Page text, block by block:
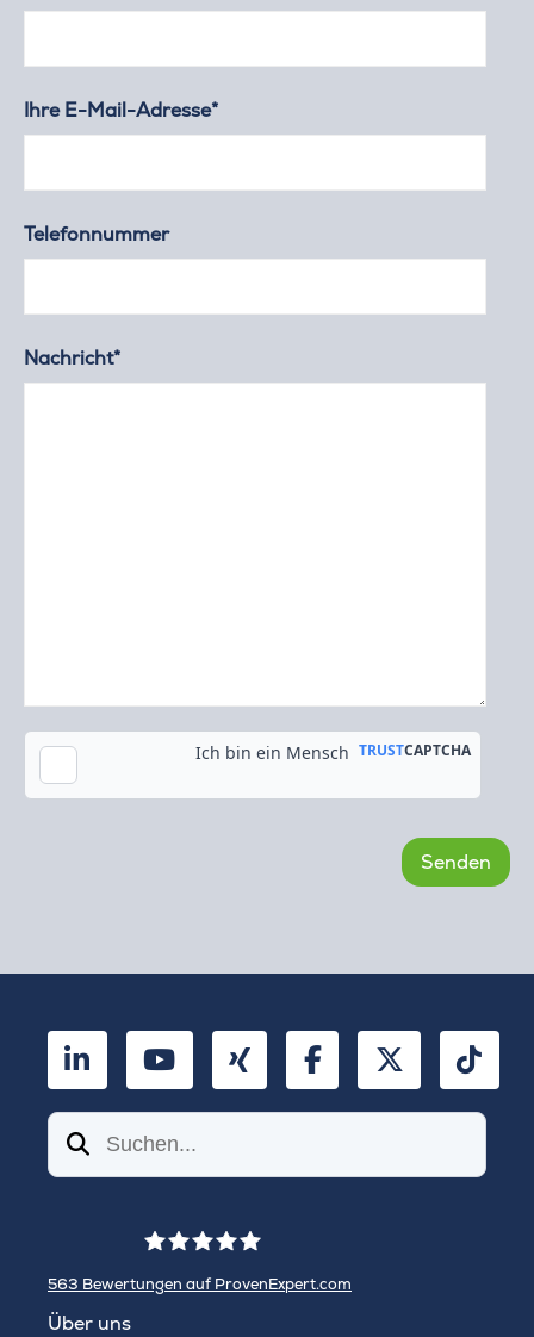
Ihre E-Mail-Adresse*
Telefonnummer
Nachricht*
Kopie an meine E-Mail-Adresse senden
LinkedInYouTubeXing FacebookTwitter
Suchen
563 Bewertungen auf ProvenExpert.com
Über uns